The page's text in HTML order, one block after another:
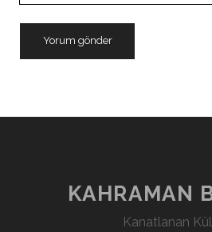
KAHRAMAN
Kanatlanan